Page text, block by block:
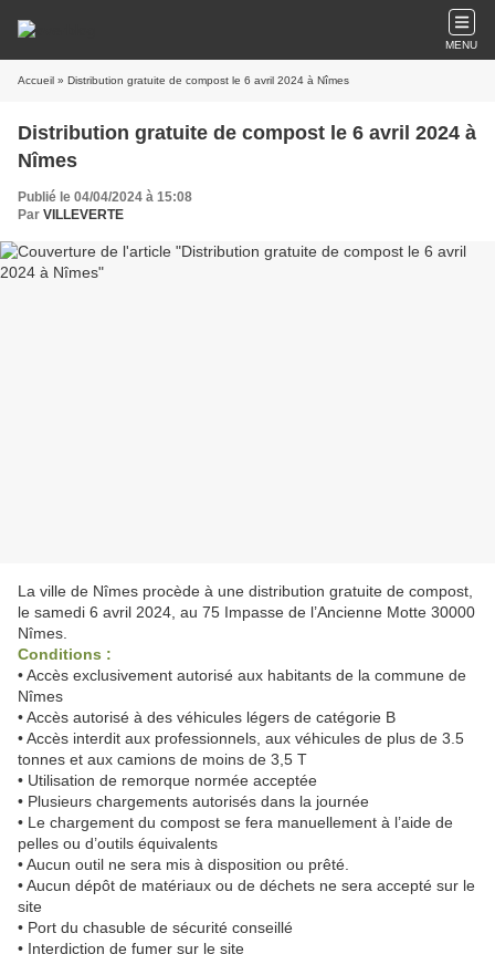
MENU
Accueil » Distribution gratuite de compost le 6 avril 2024 à Nîmes
Distribution gratuite de compost le 6 avril 2024 à
Nîmes
Publié le 04/04/2024 à 15:08
Par VILLEVERTE
La ville de Nîmes procède à une distribution gratuite de compost,
le samedi 6 avril 2024, au 75 Impasse de l’Ancienne Motte 30000
Nîmes.
Conditions :
• Accès exclusivement autorisé aux habitants de la commune de
Nîmes
• Accès autorisé à des véhicules légers de catégorie B
• Accès interdit aux professionnels, aux véhicules de plus de 3.5
tonnes et aux camions de moins de 3,5 T
• Utilisation de remorque normée acceptée
• Plusieurs chargements autorisés dans la journée
• Le chargement du compost se fera manuellement à l’aide de
pelles ou d’outils équivalents
• Aucun outil ne sera mis à disposition ou prêté.
• Aucun dépôt de matériaux ou de déchets ne sera accepté sur le
site
• Port du chasuble de sécurité conseillé
• Interdiction de fumer sur le site